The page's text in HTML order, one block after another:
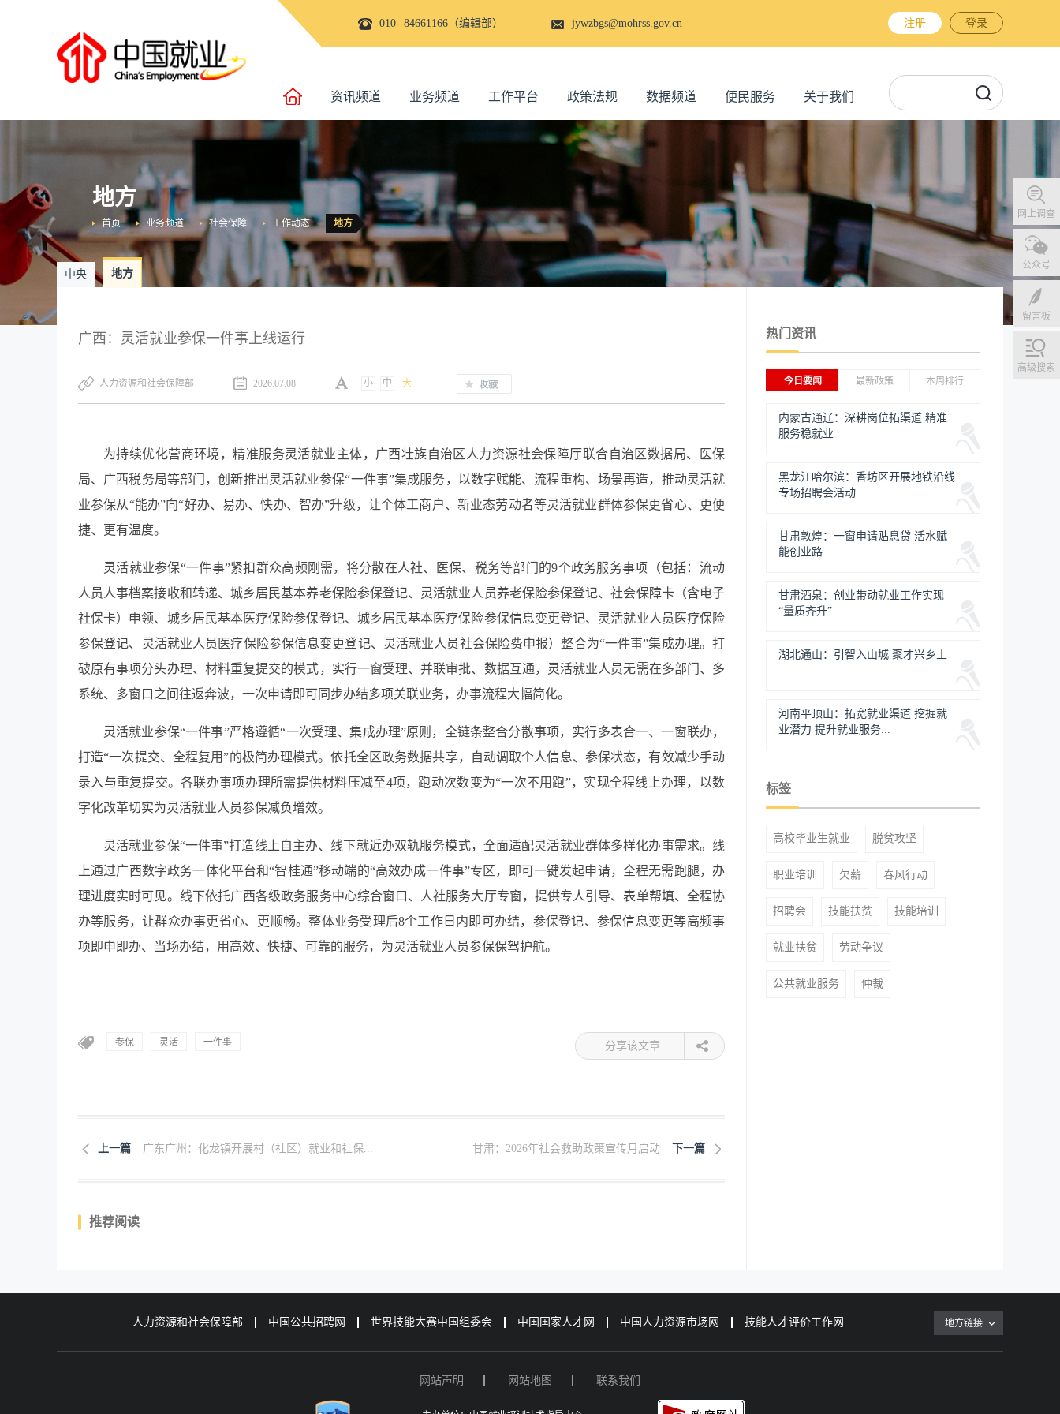
010--84661166（编辑部） jywzbgs@mohrss.gov.cn 注册 登录
资讯频道 业务频道 工作平台 政策法规 数据频道 便民服务 关于我们
网上调查
公众号
留言板
高级搜索
地方
地方
工作动态
社会保障
业务频道
首页
中央 地方
广西：灵活就业参保一件事上线运行
人力资源和社会保障部 2026.07.08 小 中 大
为持续优化营商环境，精准服务灵活就业主体，广西壮族自治区人力资源社会保障厅联合自治区数据局、医保
局、广西税务局等部门，创新推出灵活就业参保“一件事”集成服务，以数字赋能、流程重构、场景再造，推动灵活就
业参保从“能办”向“好办、易办、快办、智办”升级，让个体工商户、新业态劳动者等灵活就业群体参保更省心、更便
捷、更有温度。
灵活就业参保“一件事”紧扣群众高频刚需，将分散在人社、医保、税务等部门的9个政务服务事项（包括：流动
人员人事档案接收和转递、城乡居民基本养老保险参保登记、灵活就业人员养老保险参保登记、社会保障卡（含电子
社保卡）申领、城乡居民基本医疗保险参保登记、城乡居民基本医疗保险参保信息变更登记、灵活就业人员医疗保险
参保登记、灵活就业人员医疗保险参保信息变更登记、灵活就业人员社会保险费申报）整合为“一件事”集成办理。打
破原有事项分头办理、材料重复提交的模式，实行一窗受理、并联审批、数据互通，灵活就业人员无需在多部门、多
系统、多窗口之间往返奔波，一次申请即可同步办结多项关联业务，办事流程大幅简化。
灵活就业参保“一件事”严格遵循“一次受理、集成办理”原则，全链条整合分散事项，实行多表合一、一窗联办，
打造“一次提交、全程复用”的极简办理模式。依托全区政务数据共享，自动调取个人信息、参保状态，有效减少手动
录入与重复提交。各联办事项办理所需提供材料压减至4项，跑动次数变为“一次不用跑”，实现全程线上办理，以数
字化改革切实为灵活就业人员参保减负增效。
灵活就业参保“一件事”打造线上自主办、线下就近办双轨服务模式，全面适配灵活就业群体多样化办事需求。线
上通过广西数字政务一体化平台和“智桂通”移动端的“高效办成一件事”专区，即可一键发起申请，全程无需跑腿，办
理进度实时可见。线下依托广西各级政务服务中心综合窗口、人社服务大厅专窗，提供专人引导、表单帮填、全程协
办等服务，让群众办事更省心、更顺畅。整体业务受理后8个工作日内即可办结，参保登记、参保信息变更等高频事
项即申即办、当场办结，用高效、快捷、可靠的服务，为灵活就业人员参保保驾护航。
参保 灵活 一件事 分享该文章
上一篇 广东广州：化龙镇开展村（社区）就业和社保... 下一篇
甘肃：2026年社会救助政策宣传月启动
推荐阅读
热门资讯
今日要闻 最新政策 本周排行
内蒙古通辽：深耕岗位拓渠道 精准
服务稳就业
黑龙江哈尔滨：香坊区开展地铁沿线
专场招聘会活动
甘肃敦煌：一窗申请贴息贷 活水赋
能创业路
甘肃酒泉：创业带动就业工作实现
“量质齐升”
湖北通山：引智入山城 聚才兴乡土
河南平顶山：拓宽就业渠道 挖掘就
业潜力 提升就业服务...
标签
高校毕业生就业 脱贫攻坚
职业培训 欠薪 春风行动
招聘会 技能扶贫 技能培训
就业扶贫 劳动争议
公共就业服务 仲裁
人力资源和社会保障部 中国公共招聘网 世界技能大赛中国组委会 中国国家人才网 中国人力资源市场网 技能人才评价工作网 地方链接
网站声明 网站地图 联系我们